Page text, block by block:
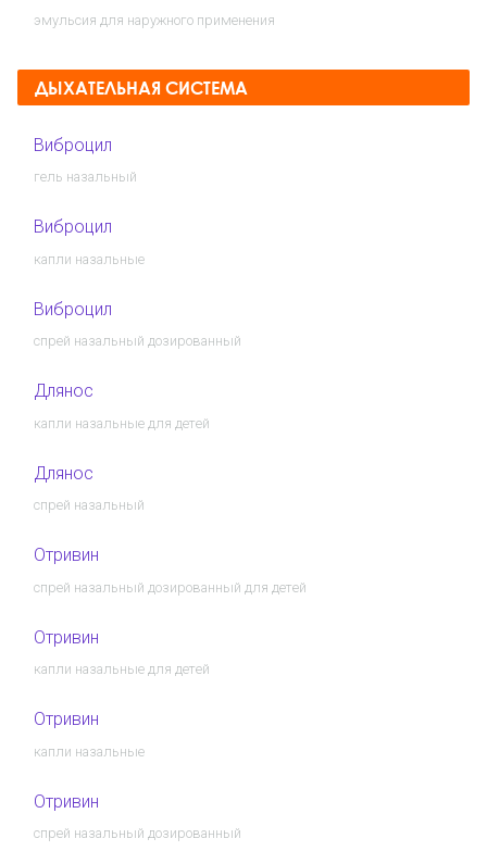
эмульсия для наружного применения
ДЫХАТЕЛЬНАЯ СИСТЕМА
Виброцил
гель назальный
Виброцил
капли назальные
Виброцил
спрей назальный дозированный
Длянос
капли назальные для детей
Длянос
спрей назальный
Отривин
спрей назальный дозированный для детей
Отривин
капли назальные для детей
Отривин
капли назальные
Отривин
спрей назальный дозированный